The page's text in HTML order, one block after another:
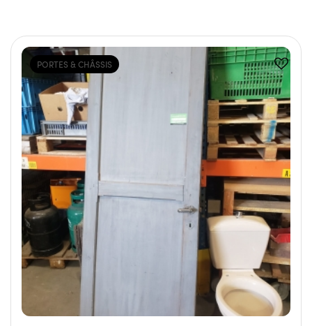
PORTES & CHÂSSIS